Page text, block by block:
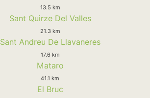
13.5 km
Sant Quirze Del Valles
21.3 km
Sant Andreu De Llavaneres
17.6 km
Mataro
41.1 km
El Bruc